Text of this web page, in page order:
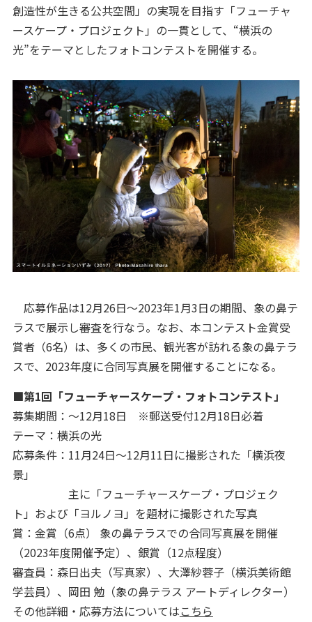
創造性が生きる公共空間」の実現を目指す「フューチャ
ースケープ・プロジェクト」の一貫として、“横浜の
光”をテーマとしたフォトコンテストを開催する。
応募作品は12月26日〜2023年1月3日の期間、象の鼻テ
ラスで展示し審査を行なう。なお、本コンテスト金賞受
賞者（6名）は、多くの市民、観光客が訪れる象の鼻テラ
スで、2023年度に合同写真展を開催することになる。
■第1回「フューチャースケープ・フォトコンテスト」
募集期間：〜12月18日 ※郵送受付12月18日必着
テーマ：横浜の光
応募条件：11月24日～12月11日に撮影された「横浜夜
景」
主に「フューチャースケープ・プロジェク
ト」および「ヨルノヨ」を題材に撮影された写真
賞：金賞（6点） 象の鼻テラスでの合同写真展を開催
（2023年度開催予定）、銀賞（12点程度）
審査員：森日出夫（写真家）、大澤紗蓉子（横浜美術館
学芸員）、岡田 勉（象の鼻テラス アートディレクター）
その他詳細・応募方法についてはこちら